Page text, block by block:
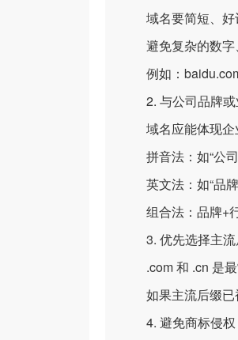
域名要简短、好
避免复杂的数字
例如：
2. 与公司品牌或
域名应能体现企
拼音法：如“公司
英文法：如“品牌
组合法：品牌+行
3. 优先选择主流
.com 和 .cn 是最
如果主流后缀已
4. 避免商标侵权